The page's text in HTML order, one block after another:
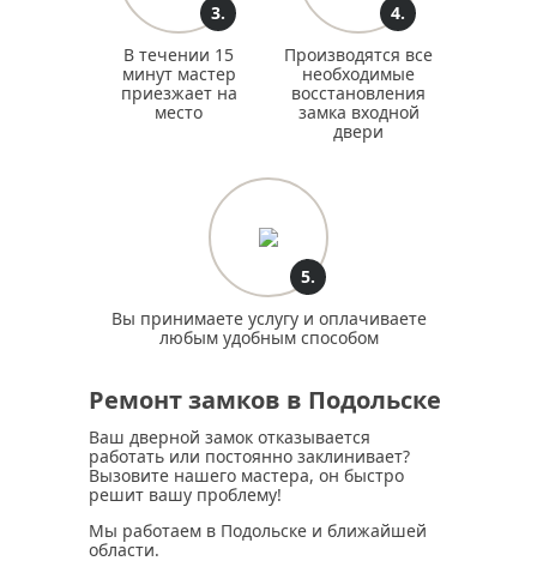
3.
В течении 15
минут мастер
приезжает на
место
4.
Производятся все
необходимые
восстановления
замка входной
двери
5.
Вы принимаете услугу и оплачиваете
любым удобным способом
Ремонт замков в Подольске
Ваш дверной замок отказывается
работать или постоянно заклинивает?
Вызовите нашего мастера, он быстро
решит вашу проблему!
Мы работаем в Подольске и ближайшей
области.